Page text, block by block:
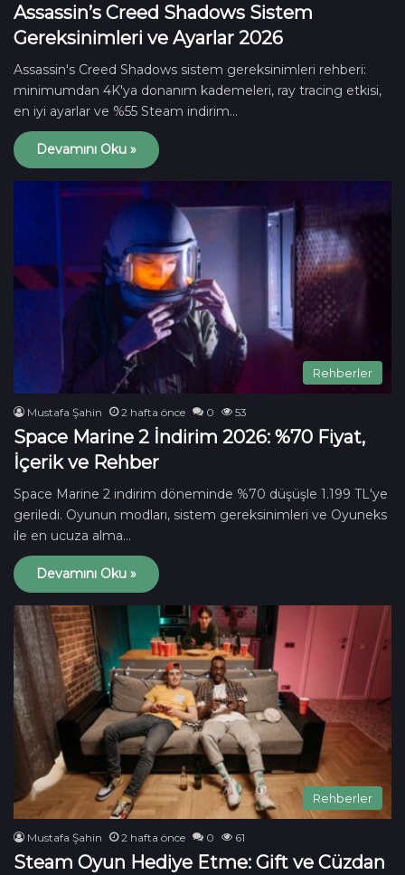
Assassin’s Creed Shadows Sistem
Gereksinimleri ve Ayarlar 2026
Assassin's Creed Shadows sistem gereksinimleri rehberi:
minimumdan 4K'ya donanım kademeleri, ray tracing etkisi,
en iyi ayarlar ve %55 Steam indirim…
Devamını Oku »
Rehberler
Mustafa Şahin 2 hafta önce 0 53
Space Marine 2 İndirim 2026: %70 Fiyat,
İçerik ve Rehber
Space Marine 2 indirim döneminde %70 düşüşle 1.199 TL'ye
geriledi. Oyunun modları, sistem gereksinimleri ve Oyuneks
ile en ucuza alma…
Devamını Oku »
Rehberler
Mustafa Şahin 2 hafta önce 0 61
Steam Oyun Hediye Etme: Gift ve Cüzdan